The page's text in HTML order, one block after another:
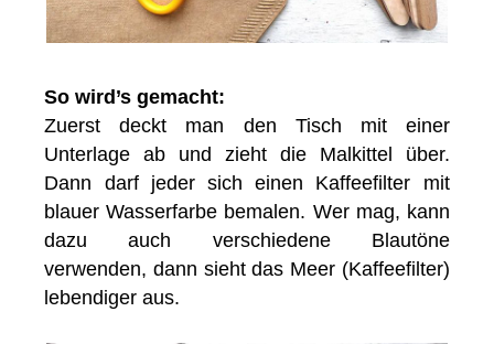
So wird’s gemacht:
Zuerst deckt man den Tisch mit einer
Unterlage ab und zieht die Malkittel über.
Dann darf jeder sich einen Kaffeefilter mit
blauer Wasserfarbe bemalen. Wer mag, kann
dazu auch verschiedene Blautöne
verwenden, dann sieht das Meer (Kaffeefilter)
lebendiger aus.